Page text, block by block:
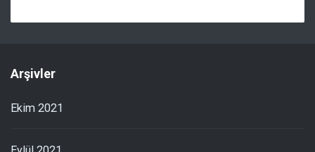
Arşivler
Ekim 2021